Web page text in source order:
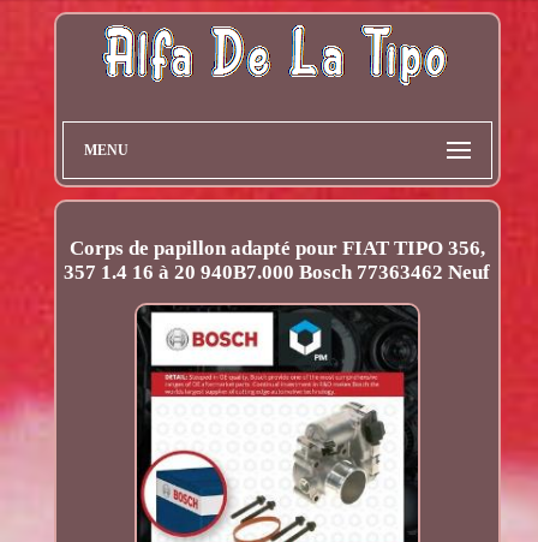
MENU
Corps de papillon adapté pour FIAT TIPO 356,
357 1.4 16 à 20 940B7.000 Bosch 77363462 Neuf